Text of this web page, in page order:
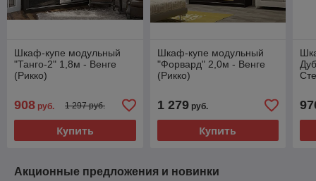
Шкаф-купе модульный
"Танго-2" 1,8м - Венге
(Рикко)
908 руб. 1 297 руб.
Купить
Шкаф-купе модульный
"Форвард" 2,0м - Венге
(Рикко)
1 279руб.
Купить
Акционные предложения и новинки